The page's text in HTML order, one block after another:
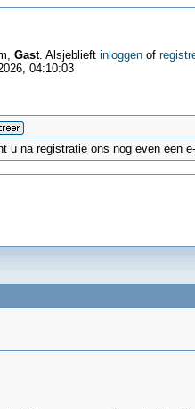
Gast. Alsjeblieft inloggenof
04:10:03
u na registratie ons nog even een